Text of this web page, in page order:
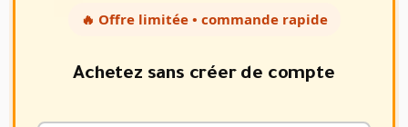
🔥 Offre limitée • commande rapide
Achetez sans créer de compte